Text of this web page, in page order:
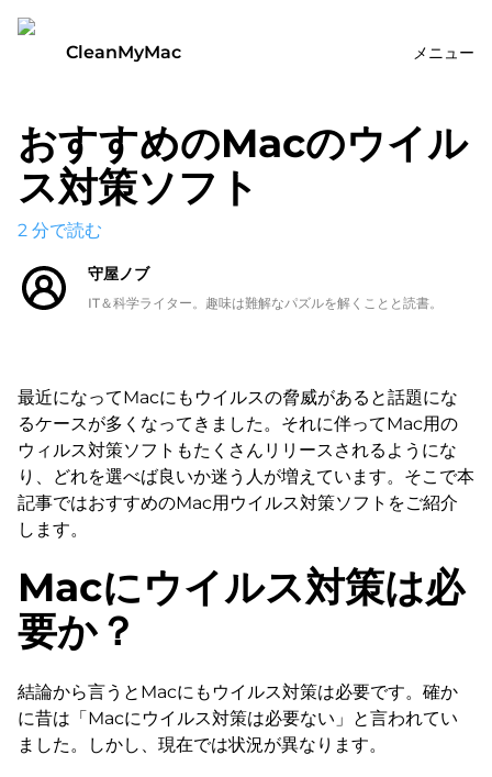
CleanMyMac メニュー
おすすめのMacのウイル
ス対策ソフト
2 分で読む
守屋ノブ
IT＆科学ライター。趣味は難解なパズルを解くことと読書。
最近になってMacにもウイルスの脅威があると話題にな
るケースが多くなってきました。それに伴ってMac用の
ウィルス対策ソフトもたくさんリリースされるようにな
り、どれを選べば良いか迷う人が増えています。そこで本
記事ではおすすめのMac用ウイルス対策ソフトをご紹介
します。
Macにウイルス対策は必
要か？
結論から言うとMacにもウイルス対策は必要です。確か
に昔は「Macにウイルス対策は必要ない」と言われてい
ました。しかし、現在では状況が異なります。